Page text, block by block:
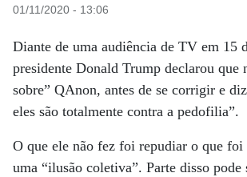
01/11/2020 - 13:06
Diante de uma audiência de TV em 15
presidente Donald Trump declarou que
sobre” QAnon, antes de se corrigir e
eles são totalmente contra a pedofilia”.
O que ele não fez foi repudiar o que
uma “ilusão coletiva”. Parte disso pode